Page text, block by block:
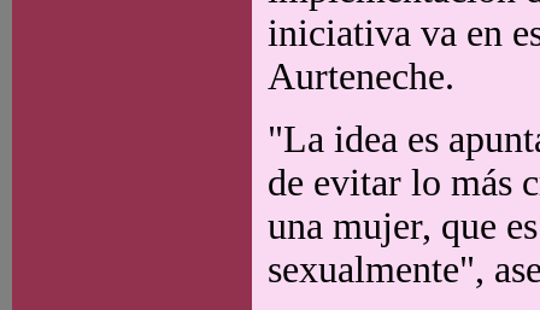
iniciativa va en
Aurteneche.
"La idea es
de evitar lo más
una mujer, que
sexualmente",